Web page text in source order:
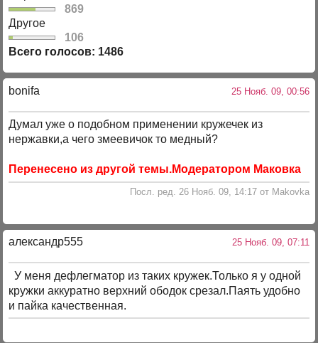
869
Другое
106
Всего голосов: 1486
bonifa 25 Нояб. 09, 00:56
Думал уже о подобном применении кружечек из
нержавки,а чего змеевичок то медный?
Перенесено из другой темы.Модератором Маковка
Посл. ред. 26 Нояб. 09, 14:17 от Makovka
александр555 25 Нояб. 09, 07:11
У меня дефлегматор из таких кружек.Только я у одной
кружки аккуратно верхний ободок срезал.Паять удобно
и пайка качественная.